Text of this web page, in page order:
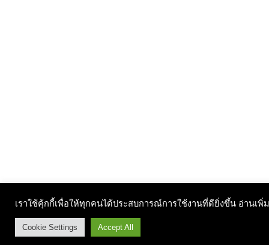
เราใช้คุ้กกี้เพื่อให้ทุกคนได้ประสบการณ์การใช้งานที่ดียิ่งขึ้น อ่านเพิ่
Cookie Settings Accept All